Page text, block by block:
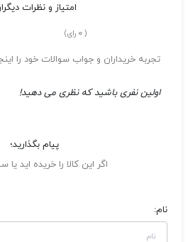
امتیاز و نظرات
(
0 رای)
تجربه خریداران و جواب سوالات خود را
اولین نفری باشید که نظری می دهید!
پیام بگذارید؛
اگر این کالا را خریده اید یا
نام: